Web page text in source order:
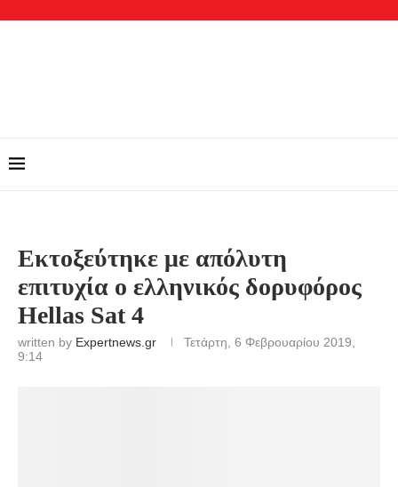
Εκτοξεύτηκε με απόλυτη
επιτυχία ο ελληνικός δορυφόρος
Hellas Sat 4
written by Expertnews.gr
Τετάρτη, 6 Φεβρουαρίου 2019,
9:14